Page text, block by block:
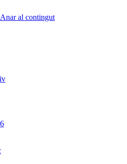
Anar al contingut